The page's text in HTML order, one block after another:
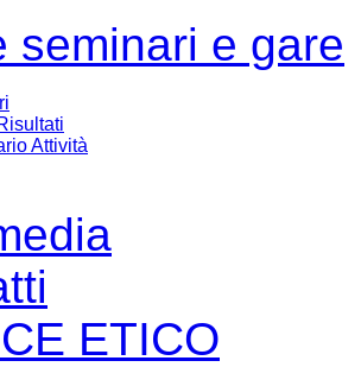
seminari e gare
Attività
ETICO